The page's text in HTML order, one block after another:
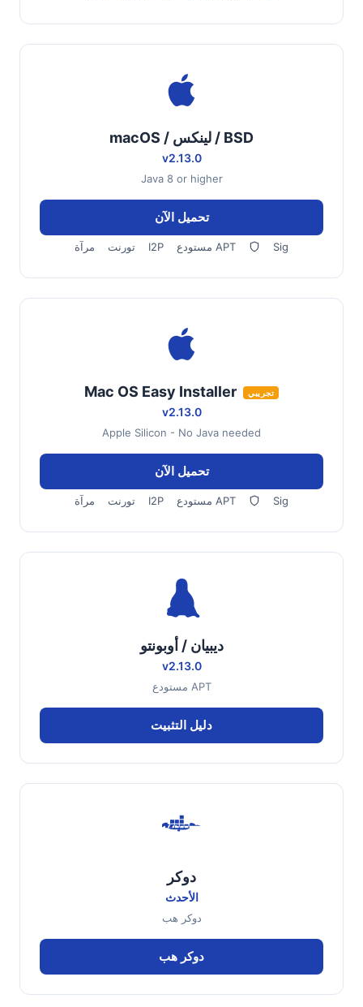
macOS / لينكس / BSD
v2.13.0
Java 8 or higher
تحميل الآن
مرآة تورنت I2P مستودع APT Sig
Mac OS Easy Installer تجريبي
v2.13.0
Apple Silicon - No Java needed
تحميل الآن
مرآة تورنت I2P مستودع APT Sig
ديبيان / أوبونتو
v2.13.0
مستودع APT
دليل التثبيت
دوكر
الأحدث
دوكر هب
دوكر هب